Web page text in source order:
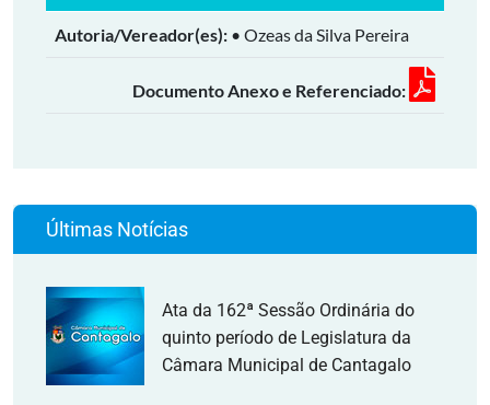
Autoria/Vereador(es): • Ozeas da Silva Pereira
Documento Anexo e Referenciado:
Últimas Notícias
Ata da 162ª Sessão Ordinária do
quinto período de Legislatura da
Câmara Municipal de Cantagalo